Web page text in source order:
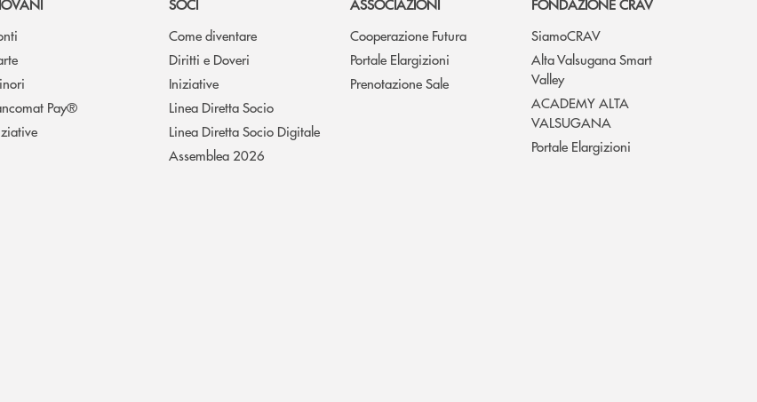
Pay®
SOCI
Come diventare
Diritti e Doveri
Iniziative
Linea Diretta Socio
Linea Diretta Socio Digitale
Assemblea 2026
ASSOCIAZIONI
Cooperazione Futura
Portale Elargizioni
Prenotazione Sale
FONDAZIONE CRAV
SiamoCRAV
Alta Valsugana Smart
Valley
ACADEMY ALTA
VALSUGANA
Portale Elargizioni